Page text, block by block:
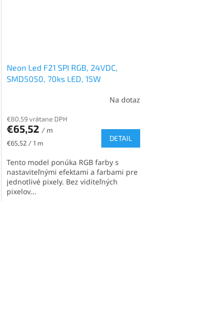
Neon Led F21 SPI RGB, 24VDC,
SMD5050, 70ks LED, 15W
Na dotaz
€80,59 vrátane DPH
€65,52 / m
Jednotková
€65,52 / 1 m
DETAIL
Tento model ponúka RGB farby s
nastaviteľnými efektami a farbami pre
jednotlivé pixely. Bez viditeľných
pixelov...